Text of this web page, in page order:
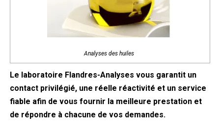
Analyses des huiles
Le laboratoire Flandres-Analyses vous garantit un
contact privilégié, une réelle réactivité et un service
fiable afin de vous fournir la meilleure prestation et
de répondre à chacune de vos demandes.